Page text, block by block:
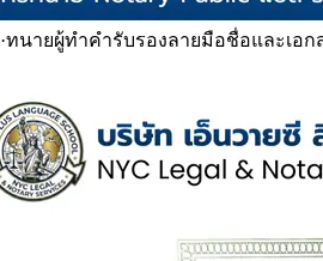
·ทนายผู้ทำคำรับรองลายมือชื่อและเอก